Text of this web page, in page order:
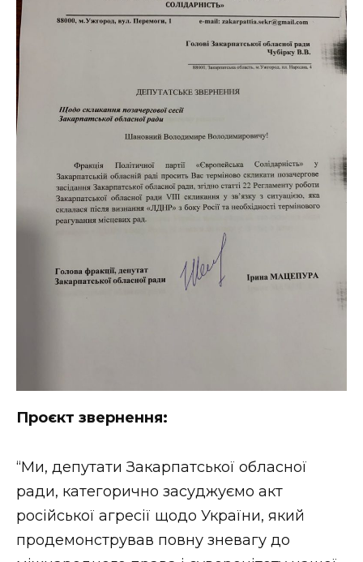
Проєкт звернення:
“Ми, депутати Закарпатської обласної
ради, категорично засуджуємо акт
російської агресії щодо України, який
продемонстрував повну зневагу до